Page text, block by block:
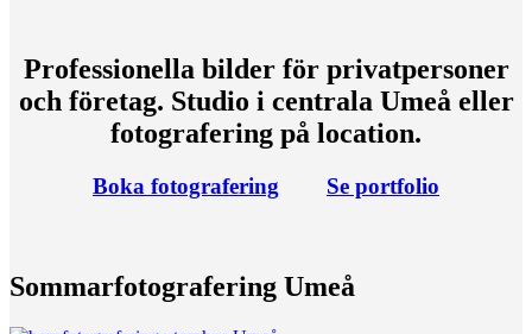
Professionella bilder för privatpersoner
och företag. Studio i centrala Umeå eller
fotografering på location.
Boka fotografering Se portfolio
Sommarfotografering Umeå